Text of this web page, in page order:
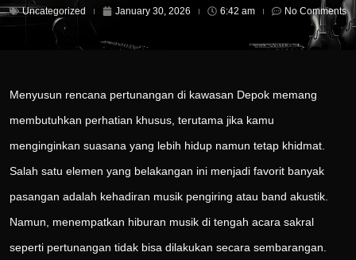
Uncategorized January 30, 2026 6:42 am No Comments
Menyusun rencana pertunangan di kawasan Depok memang
membutuhkan perhatian khusus, terutama jika kamu
menginginkan suasana yang lebih hidup namun tetap khidmat.
Salah satu elemen yang belakangan ini menjadi favorit banyak
pasangan adalah kehadiran musik pengiring atau band akustik.
Namun, menempatkan hiburan musik di tengah acara sakral
seperti pertunangan tidak bisa dilakukan secara sembarangan.